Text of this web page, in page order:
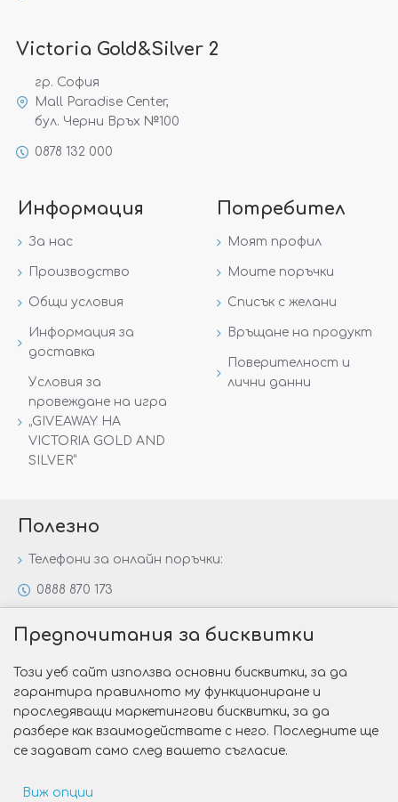
Victoria Gold&Silver 2
гр. София
Mall Paradise Center,
бул. Черни Връх №100
0878 132 000
Информация
За нас
Производство
Общи условия
Информация за
доставка
Условия за
провеждане на игра
„GIVEAWAY НА
VICTORIA GOLD AND
SILVER“
Потребител
Моят профил
Моите поръчки
Списък с желани
Връщане на продукт
Поверителност и
лични данни
Полезно
Телефони за онлайн поръчки:
0888 870 173
Специални предложения
Защо да изберете Victoria Gold&Silver?
Как да изберем годежен пръстен?
Предпочитания за бисквитки
Този уеб сайт използва основни бисквитки, за да
гарантира правилното му функциониране и
проследяващи маркетингови бисквитки, за да
разбере как взаимодействате с него. Последните ще
се задават само след вашето съгласие.
Виж опции